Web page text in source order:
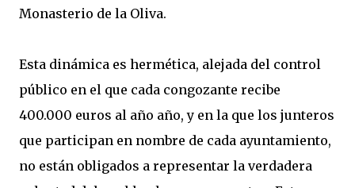
Monasterio de la Oliva.
Esta dinámica es hermética, alejada del control
público en el que cada congozante recibe
400.000 euros al año año, y en la que los junteros
que participan en nombre de cada ayuntamiento,
no están obligados a representar la verdadera